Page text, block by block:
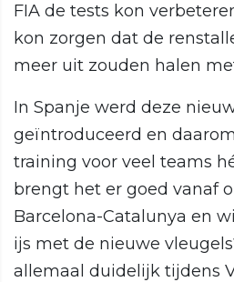
FIA de tests kon
kon zorgen dat de
meer uit zouden halen
In Spanje werd deze
geïntroduceerd en
training voor veel teams
brengt het er goed vanaf
Barcelona-Catalunya en
ijs met de nieuwe
allemaal duidelijk tijdens